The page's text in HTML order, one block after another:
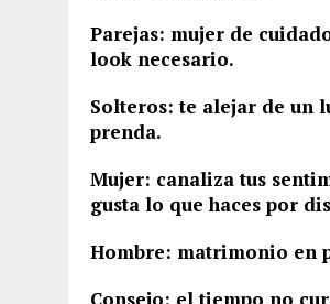
Parejas: mujer de
look necesario.
Solteros: te alejar de un
prenda.
Mujer: canaliza tus
gusta lo que haces por
Hombre: matrimonio en